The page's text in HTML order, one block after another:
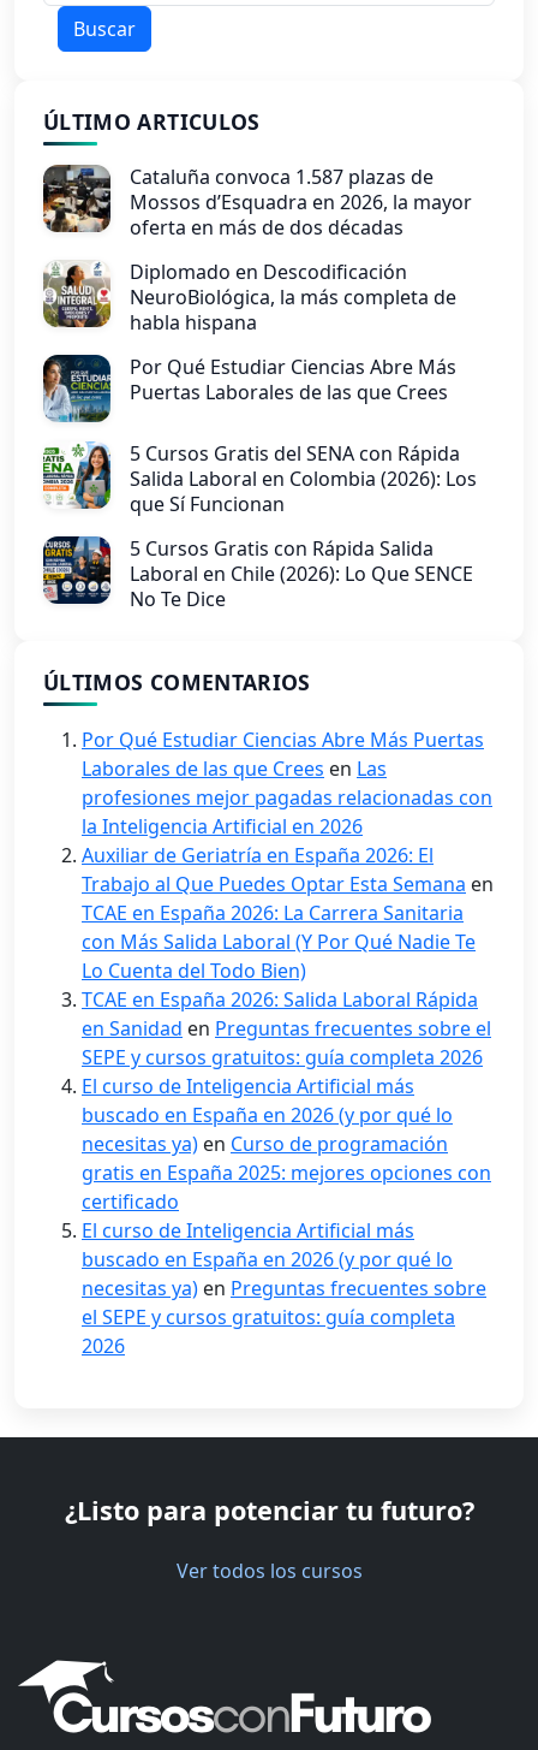
Buscar
ÚLTIMO ARTICULOS
Cataluña convoca 1.587 plazas de
Mossos d’Esquadra en 2026, la mayor
oferta en más de dos décadas
Diplomado en Descodificación
NeuroBiológica, la más completa de
habla hispana
Por Qué Estudiar Ciencias Abre Más
Puertas Laborales de las que Crees
5 Cursos Gratis del SENA con Rápida
Salida Laboral en Colombia (2026): Los
que Sí Funcionan
5 Cursos Gratis con Rápida Salida
Laboral en Chile (2026): Lo Que SENCE
No Te Dice
ÚLTIMOS COMENTARIOS
Por Qué Estudiar Ciencias Abre Más Puertas
Laborales de las que Crees en Las
profesiones mejor pagadas relacionadas con
la Inteligencia Artificial en 2026
Auxiliar de Geriatría en España 2026: El
Trabajo al Que Puedes Optar Esta Semana en
TCAE en España 2026: La Carrera Sanitaria
con Más Salida Laboral (Y Por Qué Nadie Te
Lo Cuenta del Todo Bien)
TCAE en España 2026: Salida Laboral Rápida
en Sanidad en Preguntas frecuentes sobre el
SEPE y cursos gratuitos: guía completa 2026
El curso de Inteligencia Artificial más
buscado en España en 2026 (y por qué lo
necesitas ya) en Curso de programación
gratis en España 2025: mejores opciones con
certificado
El curso de Inteligencia Artificial más
buscado en España en 2026 (y por qué lo
necesitas ya) en Preguntas frecuentes sobre
el SEPE y cursos gratuitos: guía completa
2026
¿Listo para potenciar tu futuro?
Ver todos los cursos